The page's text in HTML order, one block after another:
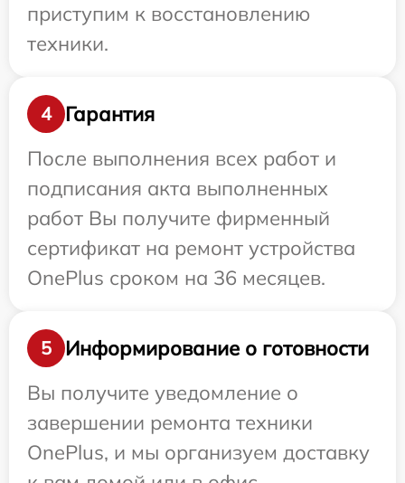
приступим к восстановлению
техники.
4
Гарантия
После выполнения всех работ и
подписания акта выполненных
работ Вы получите фирменный
сертификат на ремонт устройства
OnePlus сроком на 36 месяцев.
5
Информирование о готовности
Вы получите уведомление о
завершении ремонта техники
OnePlus, и мы организуем доставку